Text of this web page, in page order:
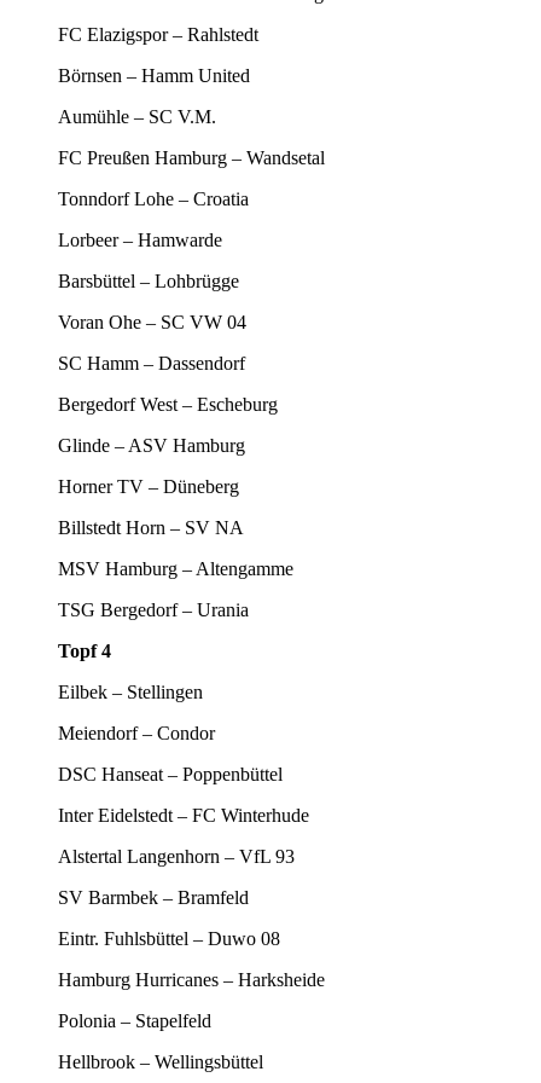
FC Elazigspor – Rahlstedt
Börnsen – Hamm United
Aumühle – SC V.M.
FC Preußen Hamburg – Wandsetal
Tonndorf Lohe – Croatia
Lorbeer – Hamwarde
Barsbüttel – Lohbrügge
Voran Ohe – SC VW 04
SC Hamm – Dassendorf
Bergedorf West – Escheburg
Glinde – ASV Hamburg
Horner TV – Düneberg
Billstedt Horn – SV NA
MSV Hamburg – Altengamme
TSG Bergedorf – Urania
Topf 4
Eilbek – Stellingen
Meiendorf – Condor
DSC Hanseat – Poppenbüttel
Inter Eidelstedt – FC Winterhude
Alstertal Langenhorn – VfL 93
SV Barmbek – Bramfeld
Eintr. Fuhlsbüttel – Duwo 08
Hamburg Hurricanes – Harksheide
Polonia – Stapelfeld
Hellbrook – Wellingsbüttel